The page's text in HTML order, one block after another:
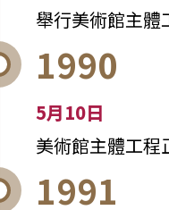
舉行美術館主體
1990
5月10日
美術館主體工程
1991